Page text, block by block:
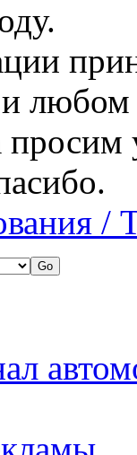
просим
/